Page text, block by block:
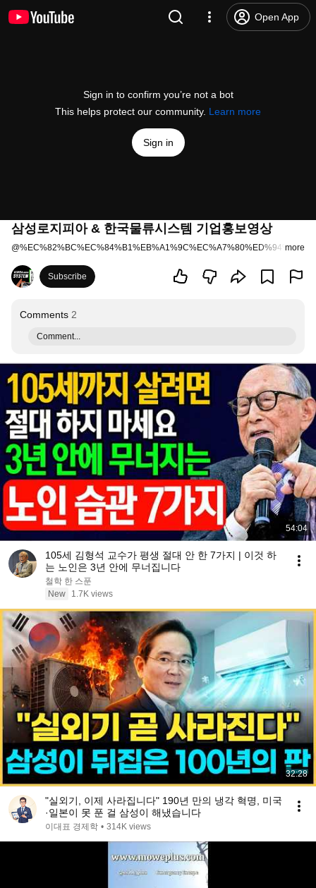
Open App
Sign in to confirm you’re not a bot
This helps protect our community. Learn more
Sign in
삼성로지피아 & 한국물류시스템 기업홍보영상
@ more
Subscribe
Comments 2
Comment...
54:04
105세 김형석 교수가 평생 절대 안 한 7가지 | 이것 하
는 노인은 3년 안에 무너집니다
철학 한 스푼
New
1.7K views
32:28
"실외기, 이제 사라집니다" 190년 만의 냉각 혁명, 미국
·일본이 못 푼 걸 삼성이 해냈습니다
이대표 경제학 • 314K views